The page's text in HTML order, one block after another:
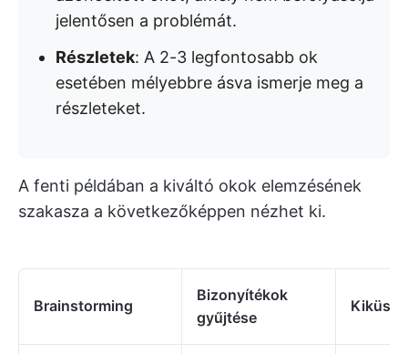
jelentősen a problémát.
Részletek: A 2-3 legfontosabb ok
esetében mélyebbre ásva ismerje meg a
részleteket.
A fenti példában a kiváltó okok elemzésének
szakasza a következőképpen nézhet ki.
Brainstorming
Bizonyítékok
gyűjtése